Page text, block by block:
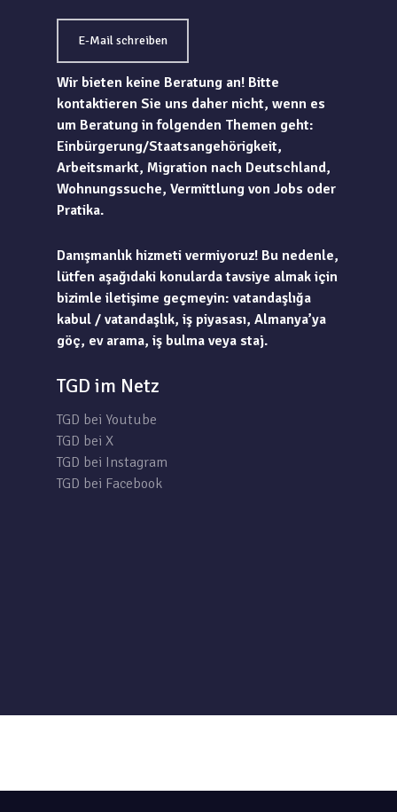
E-Mail schreiben
Wir bieten keine Beratung an! Bitte
kontaktieren Sie uns daher nicht, wenn es
um Beratung in folgenden Themen geht:
Einbürgerung/Staatsangehörigkeit,
Arbeitsmarkt, Migration nach Deutschland,
Wohnungssuche, Vermittlung von Jobs oder
Pratika.
Danışmanlık hizmeti vermiyoruz! Bu nedenle,
lütfen aşağıdaki konularda tavsiye almak için
bizimle iletişime geçmeyin: vatandaşlığa
kabul / vatandaşlık, iş piyasası, Almanya’ya
göç, ev arama, iş bulma veya staj.
TGD im Netz
TGD bei Youtube
TGD bei X
TGD bei Instagram
TGD bei Facebook